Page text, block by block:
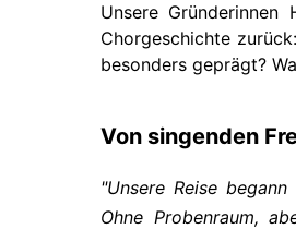
Unsere
Chorgeschichte
besonders geprägt?
Von singenden
"Unsere Reise
Ohne Probenraum,